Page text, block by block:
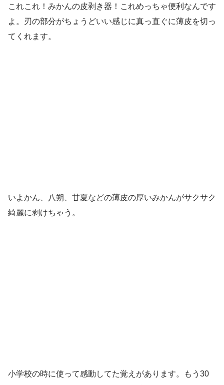
これこれ！みかんの皮剥き器！これめっちゃ便利なんです
よ。刃の部分がちょうどいい感じに真っ直ぐに薄皮を切っ
てくれます。
いよかん、八朔、甘夏などの薄皮の厚いみかんがサクサク
綺麗に剥けちゃう。
小学校の時に使って感動してた覚えがあります。もう30